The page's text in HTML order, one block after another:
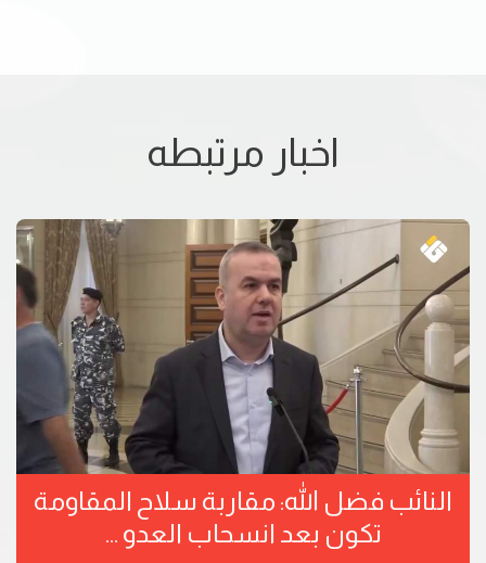
اخبار مرتبطه
النائب فضل الله: مقاربة سلاح المقاومة
تكون بعد انسحاب العدو ...